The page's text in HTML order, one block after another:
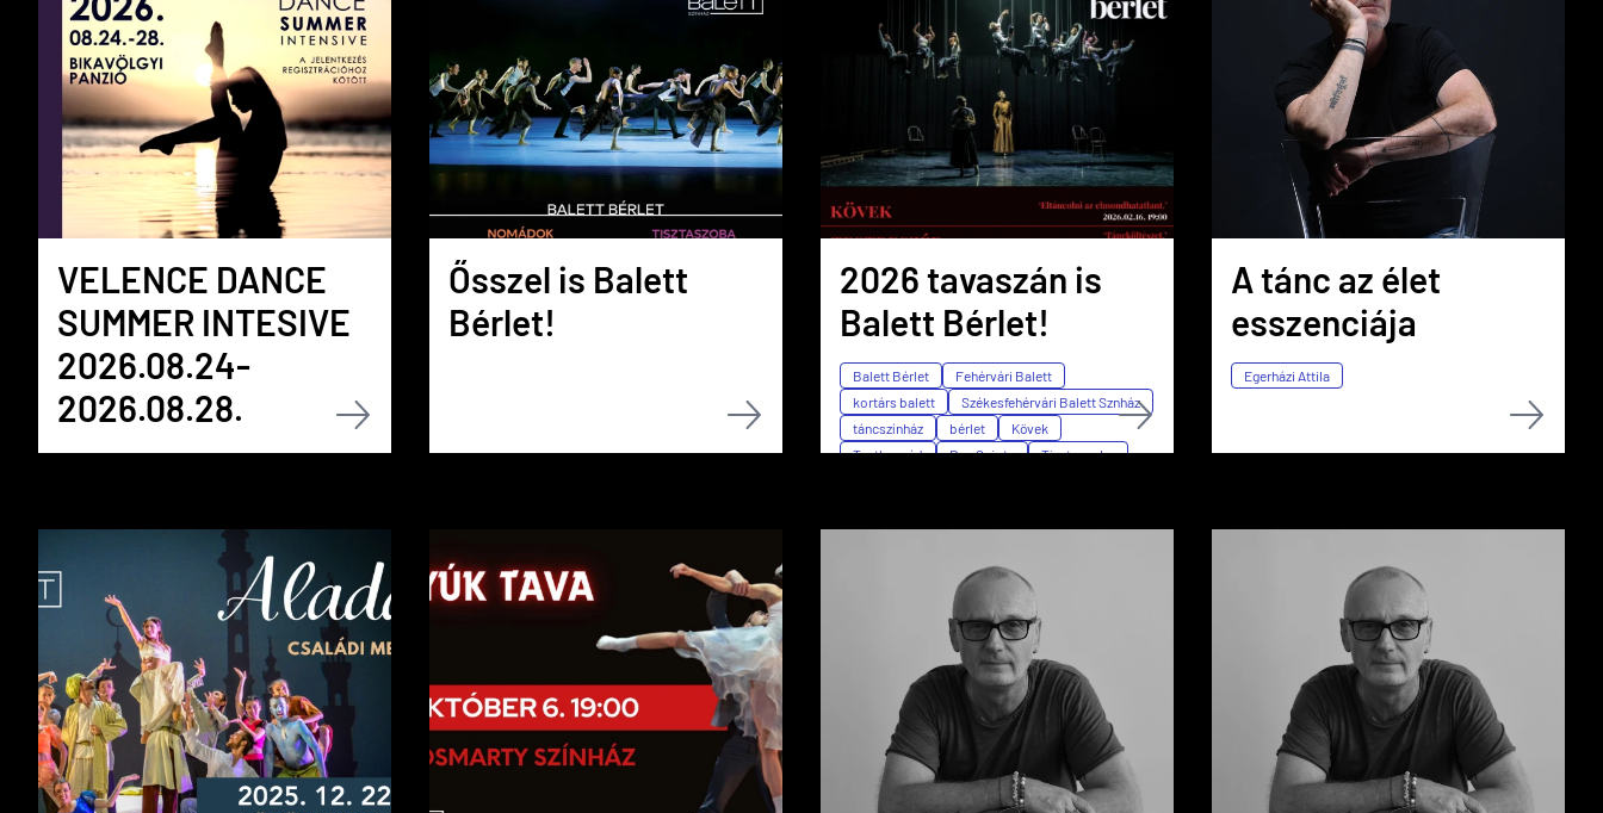
VELENCE DANCE
SUMMER INTESIVE
2026.08.24-
2026.08.28.
Ősszel is Balett
Bérlet!
2026 tavaszán is
Balett Bérlet!
Balett Bérlet
Fehérvári Balett
kortárs balett
Székesfehérvári Balett Sznház
táncszínház
bérlet
Kövek
Testbeszéd
Don Quiote Tisztaszoba
A tánc az élet
esszenciája
Egerházi Attila